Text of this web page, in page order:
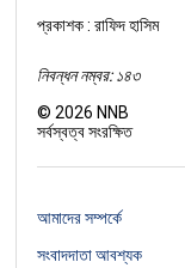
প্রকাশক : রাফিদ হাসিম
নিবন্ধন নম্বর: ১৪৩
©2026 NNB
সর্বস্বত্ব সংরক্ষিত
আমাদের সম্পর্কে
সংবাদদাতা আবশ্যক